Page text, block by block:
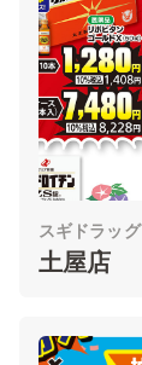
スギドラッグ
土屋店